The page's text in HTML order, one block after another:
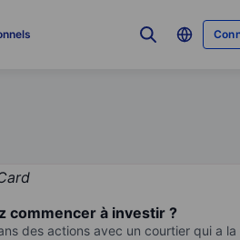
commencer à investir ?
des actions avec un courtier qui a